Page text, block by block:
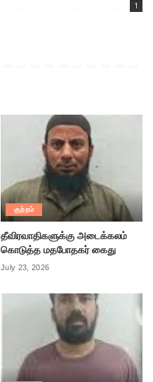
1
குற்றம்
தீவிரவாதிகளுக்கு அடைக்கலம்
கொடுத்த மதபோதகர் கைது
July 23, 2026